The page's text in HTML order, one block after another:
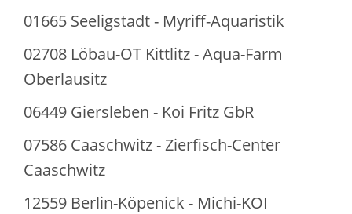
01665 Seeligstadt - Myriff-Aquaristik
02708 Löbau-OT Kittlitz - Aqua-Farm
Oberlausitz
06449 Giersleben - Koi Fritz GbR
07586 Caaschwitz - Zierfisch-Center
Caaschwitz
12559 Berlin-Köpenick - Michi-KOI